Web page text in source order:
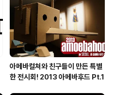
아메바컬쳐와 친구들이 만든 특별
한 전시회! 2013 아메바후드 Pt.1